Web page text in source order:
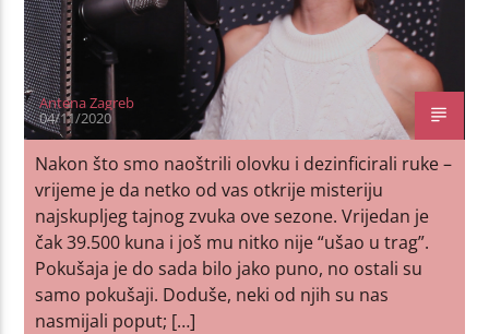
Antena Zagreb
04/11/2020
Nakon što smo naoštrili olovku i dezinficirali ruke –
vrijeme je da netko od vas otkrije misteriju
najskupljeg tajnog zvuka ove sezone. Vrijedan je
čak 39.500 kuna i još mu nitko nije “ušao u trag”.
Pokušaja je do sada bilo jako puno, no ostali su
samo pokušaji. Doduše, neki od njih su nas
nasmijali poput; […]